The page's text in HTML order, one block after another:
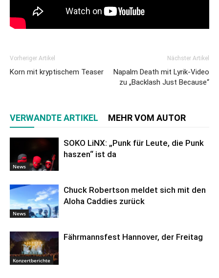
Vorheriger Artikel
Korn mit kryptischem Teaser
Nächster Artikel
Napalm Death mit Lyrik-Video
zu „Backlash Just Because“
VERWANDTE ARTIKEL MEHR VOM AUTOR
News
SOKO LiNX: „Punk für Leute, die Punk
haszen“ ist da
News
Chuck Robertson meldet sich mit den
Aloha Caddies zurück
Konzertberichte
Fährmannsfest Hannover, der Freitag